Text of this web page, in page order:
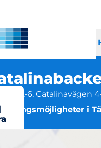
2-6, Catalinavägen
i